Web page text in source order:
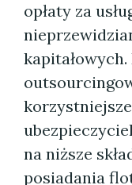
opłaty za
na niższe
posiadania